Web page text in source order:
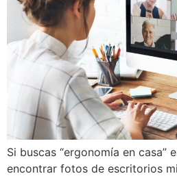
Si buscas “ergonomía en casa”
encontrar fotos de escritorios